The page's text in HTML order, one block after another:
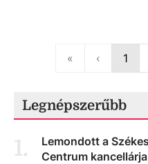
« ‹Previous
1
Legnépszerűbb
1.
Lemondott a
Centrum kancellárja